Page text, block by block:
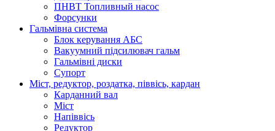
ПНВТ Топливный насос
Форсунки
Гальмівна система
Блок керування АБС
Вакуумний підсилювач гальм
Гальмівні диски
Супорт
Міст, редуктор, роздатка, піввісь, кардан
Карданний вал
Міст
Напіввісь
Редуктор